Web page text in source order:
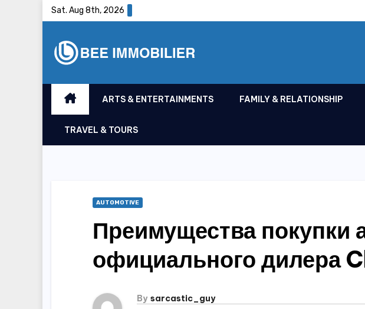
Sat. Aug 8th, 2026
ARTS & ENTERTAINMENTS FAMILY & RELATIONSHIP
TRAVEL & TOURS
AUTOMOTIVE
Преимущества покупки
официального дилера
By sarcastic_guy